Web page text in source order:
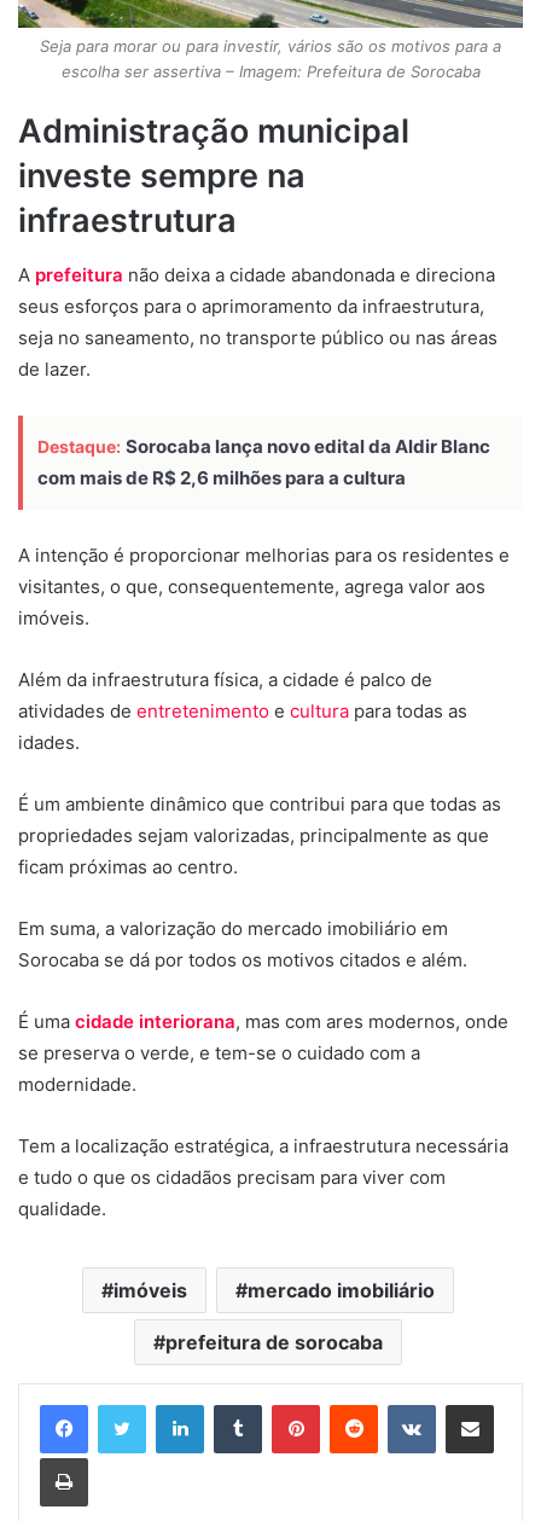
Seja para morar ou para investir, vários são os motivos para a
escolha ser assertiva – Imagem: Prefeitura de Sorocaba
Administração municipal
investe sempre na
infraestrutura
A prefeitura não deixa a cidade abandonada e direciona
seus esforços para o aprimoramento da infraestrutura,
seja no saneamento, no transporte público ou nas áreas
de lazer.
Destaque: Sorocaba lança novo edital da Aldir Blanc
com mais de R$ 2,6 milhões para a cultura
A intenção é proporcionar melhorias para os residentes e
visitantes, o que, consequentemente, agrega valor aos
imóveis.
Além da infraestrutura física, a cidade é palco de
atividades de entretenimento e cultura para todas as
idades.
É um ambiente dinâmico que contribui para que todas as
propriedades sejam valorizadas, principalmente as que
ficam próximas ao centro.
Em suma, a valorização do mercado imobiliário em
Sorocaba se dá por todos os motivos citados e além.
É uma cidade interiorana, mas com ares modernos, onde
se preserva o verde, e tem-se o cuidado com a
modernidade.
Tem a localização estratégica, a infraestrutura necessária
e tudo o que os cidadãos precisam para viver com
qualidade.
imóveis mercado imobiliário
prefeitura de sorocaba
LinkedinTumblr PinterestReddit VK Compartilhar via e-mail
Imprimir